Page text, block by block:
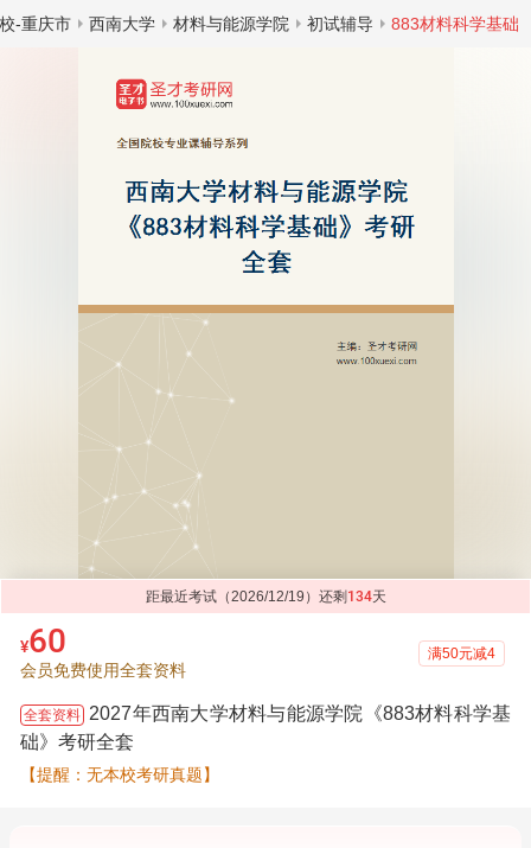
-重庆市 西南大学 材料与能源学院 初试辅导 883材料科学基础
距最近考试（2026/12/19）还剩 134天
¥60
会员免费使用全套资料
满50元减4
全套资料 2027年西南大学材料与能源学院《883材料科学基
础》考研全套
【提醒：无本校考研真题】